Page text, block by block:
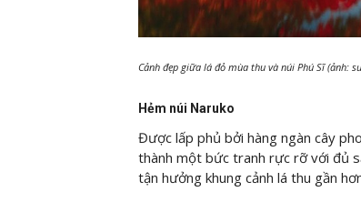
Cảnh đẹp giữa lá đỏ mùa thu và núi Phú Sĩ (ảnh:
Hẻm núi Naruko
Được lấp phủ bởi hàng ngàn cây
thành một bức tranh rực rỡ với đủ
tận hưởng khung cảnh lá thu gần